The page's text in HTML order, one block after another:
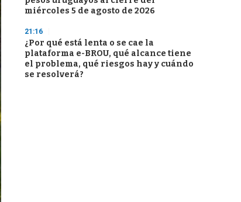
miércoles 5 de agosto de 2026
21:16
¿Por qué está lenta o se cae la
plataforma e-BROU, qué alcance tiene
el problema, qué riesgos hay y cuándo
se resolverá?